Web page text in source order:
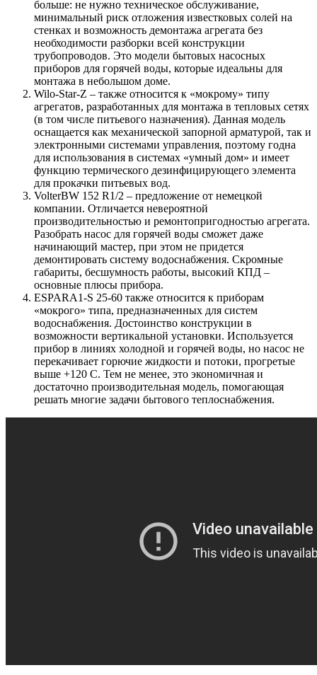
больше: не нужно техническое обслуживание,
минимальный риск отложения известковых солей на
стенках и возможность демонтажа агрегата без
необходимости разборки всей конструкции
трубопроводов. Это модели бытовых насосных
приборов для горячей воды, которые идеальны для
монтажа в небольшом доме.
Wilo-Star-Z – также относится к «мокрому» типу
агрегатов, разработанных для монтажа в тепловых сетях
(в том числе питьевого назначения). Данная модель
оснащается как механической запорной арматурой, так и
электронными системами управления, поэтому годна
для использования в системах «умный дом» и имеет
функцию термического дезинфицирующего элемента
для прокачки питьевых вод.
VolterBW 152 R1/2 – предложение от немецкой
компании. Отличается невероятной
производительностью и ремонтопригодностью агрегата.
Разобрать насос для горячей воды сможет даже
начинающий мастер, при этом не придется
демонтировать систему водоснабжения. Скромные
габариты, бесшумность работы, высокий КПД –
основные плюсы прибора.
ESPARA1-S 25-60 также относится к приборам
«мокрого» типа, предназначенных для систем
водоснабжения. Достоинство конструкции в
возможности вертикальной установки. Используется
прибор в линиях холодной и горячей воды, но насос не
перекачивает горючие жидкости и потоки, прогретые
выше +120 С. Тем не менее, это экономичная и
достаточно производительная модель, помогающая
решать многие задачи бытового теплоснабжения.